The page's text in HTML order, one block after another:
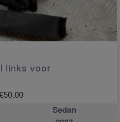
links voor
50.00
Sedan